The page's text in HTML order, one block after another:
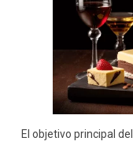
El objetivo principal del